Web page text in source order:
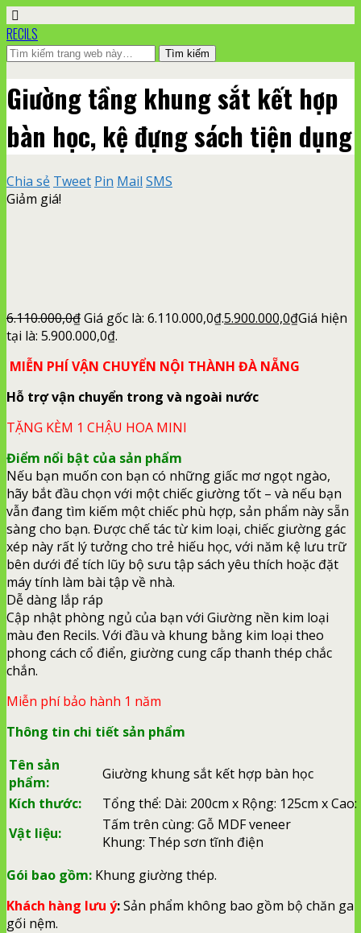
RECILS
Giường tầng khung sắt kết hợp
bàn học, kệ đựng sách tiện dụng
Chia sẻ Tweet Pin Mail SMS
Giảm giá!
6.110.000,0₫Giá gốc là: 6.110.000,0₫.5.900.000,0₫Giá hiện
tại là: 5.900.000,0₫.
MIỄN PHÍ VẬN CHUYỂN NỘI THÀNH ĐÀ NẴNG
Hỗ trợ vận chuyển trong và ngoài nước
TẶNG KÈM 1 CHẬU HOA MINI
Điểm nổi bật của sản phẩm
Nếu bạn muốn con bạn có những giấc mơ ngọt ngào,
hãy bắt đầu chọn với một chiếc giường tốt – và nếu bạn
vẫn đang tìm kiếm một chiếc phù hợp, sản phẩm này sẵn
sàng cho bạn. Được chế tác từ kim loại, chiếc giường gác
xép này rất lý tưởng cho trẻ hiếu học, với năm kệ lưu trữ
bên dưới để tích lũy bộ sưu tập sách yêu thích hoặc đặt
máy tính làm bài tập về nhà.
Dễ dàng lắp ráp
Cập nhật phòng ngủ của bạn với Giường nền kim loại
màu đen Recils. Với đầu và khung bằng kim loại theo
phong cách cổ điển, giường cung cấp thanh thép chắc
chắn.
Miễn phí bảo hành 1 năm
Thông tin chi tiết sản phẩm
Tên sản
phẩm:
Giường khung sắt kết hợp bàn học
Kích thước:
Tổng thể: Dài: 200cm x Rộng: 125cm x Cao:
Vật liệu:
Tấm trên cùng: Gỗ MDF veneer
Khung: Thép sơn tĩnh điện
Gói bao gồm: Khung giường thép.
Khách hàng lưu ý:Sản phẩm không bao gồm bộ chăn ga
gối nệm.